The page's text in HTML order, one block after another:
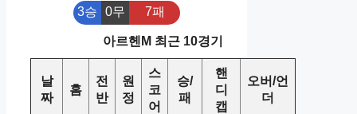
3승 0무 7패
아르헨M 최근 10경기
날
짜
홈
전
반
원
정
스
코
어
승/
패
핸
디
캡
오버/언
더